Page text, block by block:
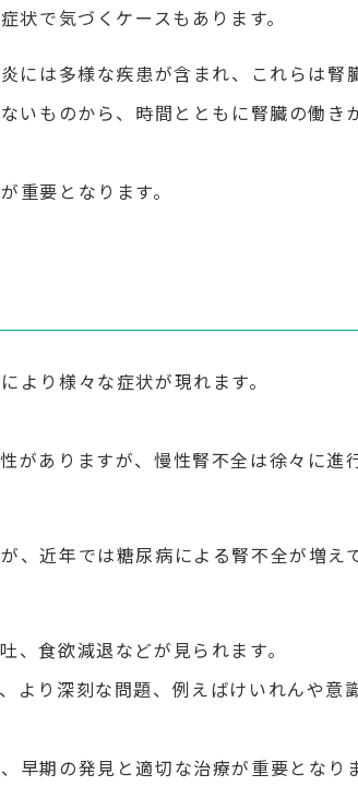
状で気づくケースもあります。
には多様な疾患が含まれ、これらは腎
いものから、時間とともに腎臓の働き
重要となります。
り様々な症状が現れます。
がありますが、慢性腎不全は徐々に進
近年では糖尿病による腎不全が増えて
食欲減退などが見られます。
より深刻な問題、例えばけいれんや意
期の発見と適切な治療が重要となりま